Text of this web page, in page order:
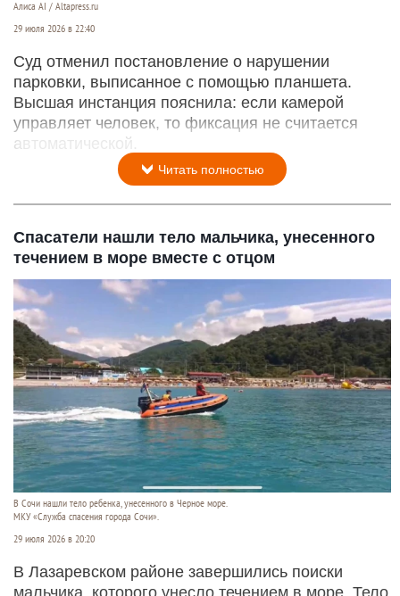
Автомобиль. Бензин. Дизель. Топливо. Заправка.
Суд отменил постановление о нарушении
парковки, выписанное с помощью планшета.
Высшая инстанция пояснила: если камерой
управляет человек, то фиксация не считается
автоматической.
Читать полностью
Спасатели нашли тело мальчика, унесенного
течением в море вместе с отцом